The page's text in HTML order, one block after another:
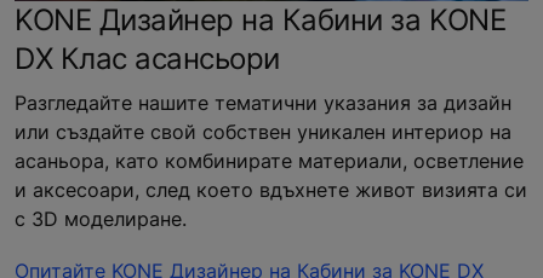
KONE Дизайнер на Кабини за KONE
DX Клас асансьори
Разгледайте нашите тематични указания за дизайн
или създайте свой собствен уникален интериор на
асаньора, като комбинирате материали, осветление
и аксесоари, след което вдъхнете живот визията си
с 3D моделиране.
Опитайте KONE Дизайнер на Кабини за KONE DX